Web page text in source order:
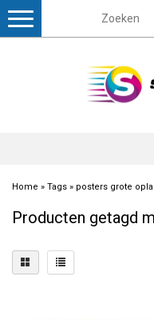
Toggle
Home » Tags » posters grote
Producten getagd